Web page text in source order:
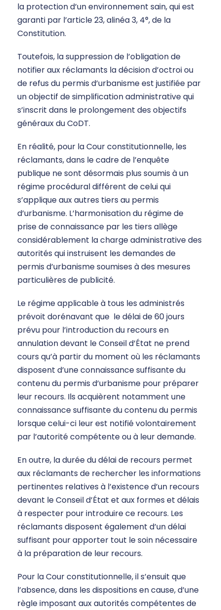
la protection d’un environnement sain, qui est
garanti par l’article 23, alinéa 3, 4°, de la
Constitution.
Toutefois, la suppression de l’obligation de
notifier aux réclamants la décision d’octroi ou
de refus du permis d’urbanisme est justifiée par
un objectif de simplification administrative qui
s’inscrit dans le prolongement des objectifs
généraux du CoDT.
En réalité, pour la Cour constitutionnelle, les
réclamants, dans le cadre de l’enquête
publique ne sont désormais plus soumis à un
régime procédural différent de celui qui
s’applique aux autres tiers au permis
d’urbanisme. L’harmonisation du régime de
prise de connaissance par les tiers allège
considérablement la charge administrative des
autorités qui instruisent les demandes de
permis d’urbanisme soumises à des mesures
particulières de publicité.
Le régime applicable à tous les administrés
prévoit dorénavant que le délai de 60 jours
prévu pour l’introduction du recours en
annulation devant le Conseil d’État ne prend
cours qu’à partir du moment où les réclamants
disposent d’une connaissance suffisante du
contenu du permis d’urbanisme pour préparer
leur recours. Ils acquièrent notamment une
connaissance suffisante du contenu du permis
lorsque celui-ci leur est notifié volontairement
par l’autorité compétente ou à leur demande.
En outre, la durée du délai de recours permet
aux réclamants de rechercher les informations
pertinentes relatives à l’existence d’un recours
devant le Conseil d’État et aux formes et délais
à respecter pour introduire ce recours. Les
réclamants disposent également d’un délai
suffisant pour apporter tout le soin nécessaire
à la préparation de leur recours.
Pour la Cour constitutionnelle, il s’ensuit que
l’absence, dans les dispositions en cause, d’une
règle imposant aux autorités compétentes de